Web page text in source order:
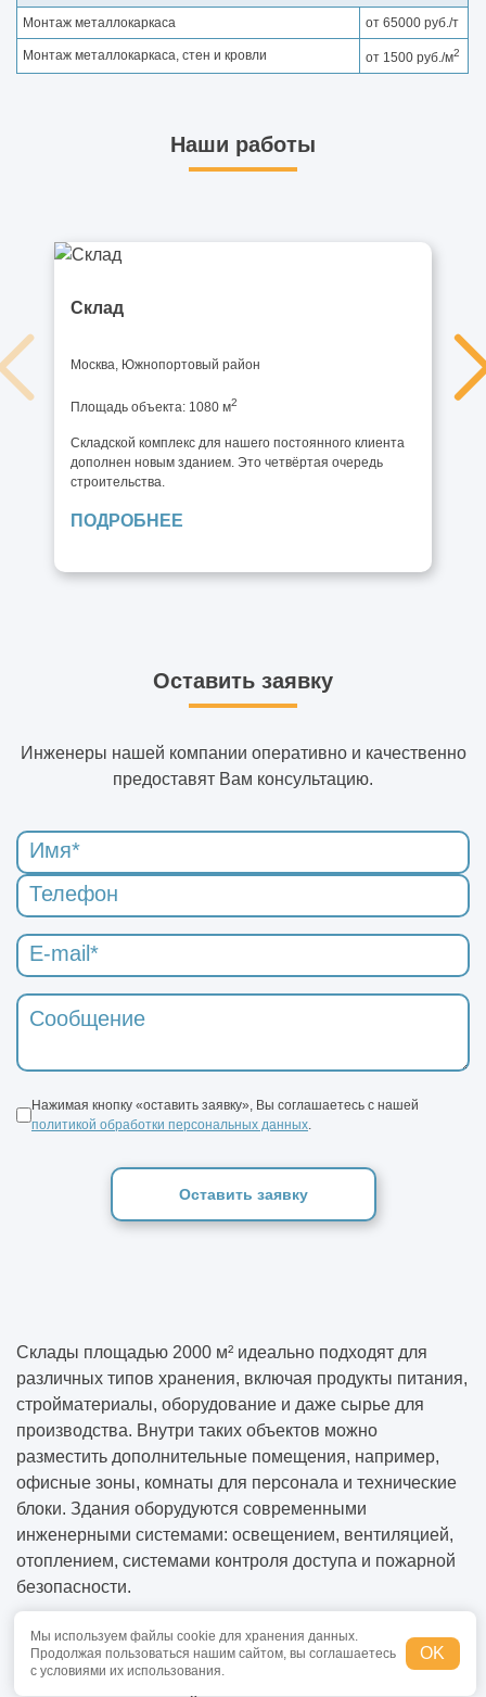
Монтаж металлокаркаса от 65000 руб./т
Монтаж металлокаркаса, стен и кровли от 1500 руб./м2
Наши работы
Склад
Москва, Южнопортовый район
Площадь объекта: 1080 м2
Складской комплекс для нашего постоянного клиента
дополнен новым зданием. Это четвёртая очередь
строительства.
ПОДРОБНЕЕ
Оставить заявку
Инженеры нашей компании оперативно и качественно
предоставят Вам консультацию.
Нажимая кнопку «оставить заявку», Вы соглашаетесь с нашей
политикой обработки персональных данных.
Оставить заявку
Склады площадью 2000 м² идеально подходят для
различных типов хранения, включая продукты питания,
стройматериалы, оборудование и даже сырье для
производства. Внутри таких объектов можно
разместить дополнительные помещения, например,
офисные зоны, комнаты для персонала и технические
блоки. Здания оборудуются современными
инженерными системами: освещением, вентиляцией,
отоплением, системами контроля доступа и пожарной
безопасности.
Универсальность таких складов делает их
востребованными в самых разных сферах, начиная от
Мы используем файлы cookie для хранения данных.
Продолжая пользоваться нашим сайтом, вы соглашаетесь
с условиями их использования.
OK